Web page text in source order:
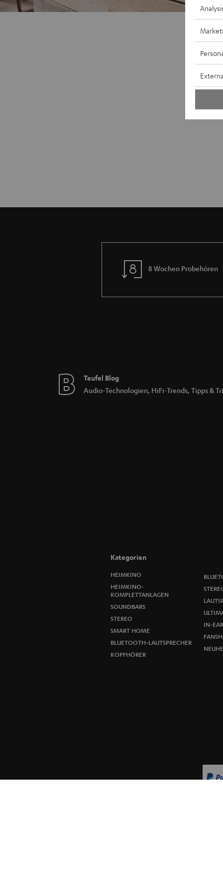
8 Wochen Probehören
Teufel Blog
Audio-Technologien, HiFi-Trends, Tipps &
Kategorien
HEIMKINO
HEIMKINO-
KOMPLETTANLAGEN
SOUNDBARS
STEREO
SMART HOME
BLUETOOTH-LAUTSPRECHER
KOPFHÖRER
IN-